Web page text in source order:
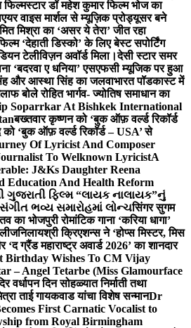
फिल्मस्टार डॉ महेश कुमार फिल्म भोज का
एयर वाइस मार्शल से म्यूज़िक प्रोड्यूसर बने
मिश्रा का ‘असर ये तेरा’ जीत रहा
‘देहाती डिस्को’ के लिए बेस्ट सपोर्टिंग
टेलीविज़न अवॉर्ड मिला।देसी स्टार समर
‘बदरवा ए धनिया’ एसएफसी म्यूजिक पर हुआ
और आस्था सिंह का जलवाभारत पॉडकास्ट में
बोले रोहित भार्गव- ज्योतिष समाधान का
Soparrkar At Bishkek International
बख्तवार कृष्णन को ‘बुक ऑफ़ वर्ल्ड रिकॉर्ड
‘बुक ऑफ़ वर्ल्ड रिकॉर्ड – USA’ से
Of Lyricist And Composer
To Welknown LyricistA
J&Ks Daughter Reena
Education And Health Reform
ફિલ્મ “લાયક નાલાયક”નું
ભવ્ય સમારોહમાં લોન્ચसिंगर सुगम
का भोजपुरी रोमांटिक गाना ‘करिया धागा’
निलायश्री क्रिएशन्स ने ‘होप्स मिस्टर, मिस
ग्रैंड महाराष्ट्र अवार्ड 2026’ का शानदार
Birthday Wishes To CM Vijay
– Angel Tetarbe (Miss Glamourface
वर्धापन दिन सोहळ्यात निर्माती तथा
ताई गायकवाड यांचा विशेष सन्मानDr
First Carnatic Vocalist to
from Royal Birmingham